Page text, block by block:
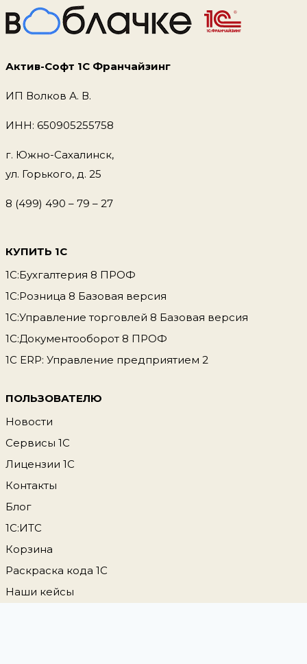
Актив-Софт 1С Франчайзинг
ИП Волков А. В.
ИНН: 650905255758
г. Южно-Сахалинск,
ул. Горького, д. 25
8 (499) 490 – 79 – 27
КУПИТЬ 1С
1С:Бухгалтерия 8 ПРОФ
1С:Розница 8 Базовая версия
1С:Управление торговлей 8 Базовая версия
1С:Документооборот 8 ПРОФ
1С ERP: Управление предприятием 2
ПОЛЬЗОВАТЕЛЮ
Новости
Сервисы 1С
Лицензии 1С
Контакты
Блог
1С:ИТС
Корзина
Раскраска кода 1С
Наши кейсы